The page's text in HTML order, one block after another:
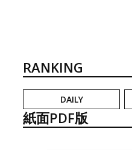
RANKING
DAILY
紙面PDF版